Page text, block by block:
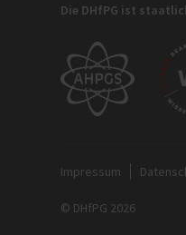
Die DHfPG ist
Impressum
© DHfPG 2026